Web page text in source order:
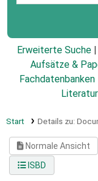
Erweiterte Suche
Aufsätze &
Fachdatenbanken
Start Details zu:
Normale Ansicht
ISBD